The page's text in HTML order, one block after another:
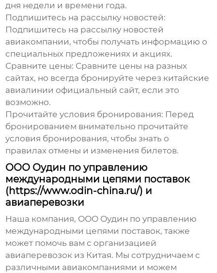
дня недели и времени года.
Подпишитесь на рассылку новостей:
Подпишитесь на рассылку новостей
авиакомпании, чтобы получать информацию о
специальных предложениях и акциях.
Сравните цены: Сравните цены на разных
сайтах, но всегда бронируйте через китайские
авиалинии официальный сайт, если это
возможно.
Прочитайте условия бронирования: Перед
бронированием внимательно прочитайте
условия бронирования, чтобы знать о
правилах отмены и изменения билетов.
ООО Оудин по управлению
международными цепями поставок
(https://www.odin-china.ru/) и
авиаперевозки
Наша компания, ООО Оудин по управлению
международными цепями поставок, также
может помочь вам с организацией
авиаперевозок из Китая. Мы сотрудничаем с
различными авиакомпаниями и можем